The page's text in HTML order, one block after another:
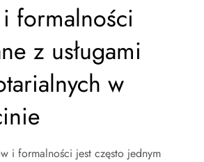
formalności
z usługami
w
i formalności jest często jednym